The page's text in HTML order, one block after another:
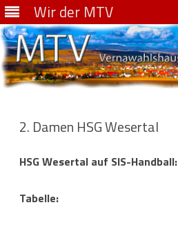
Wir der MTV
2. Damen HSG Wesertal
HSG Wesertal auf SIS-Handball:
Tabelle: